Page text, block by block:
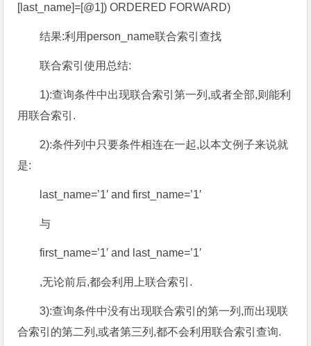
[last_name]=[@1]) ORDERED FORWARD)
结果:利用person_name联合索引查找
联合索引使用总结:
1):查询条件中出现联合索引第一列,或者全部,则能利
用联合索引.
2):条件列中只要条件相连在一起,以本文例子来说就
是:
last_name=’1′ and first_name=’1′
与
first_name=’1′ and last_name=’1′
,无论前后,都会利用上联合索引.
3):查询条件中没有出现联合索引的第一列,而出现联
合索引的第二列,或者第三列,都不会利用联合索引查询.